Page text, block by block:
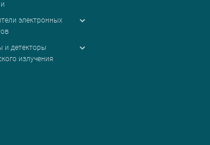
электронных
и детекторы
излучения